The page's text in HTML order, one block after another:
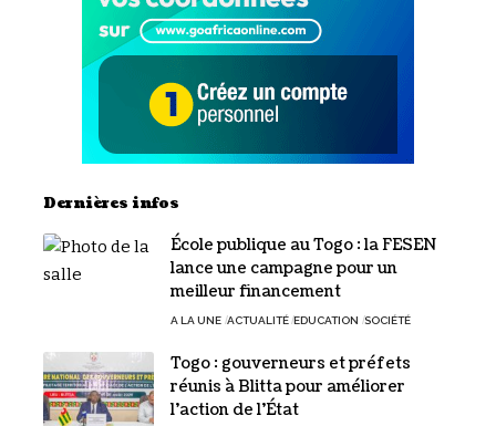
Dernières infos
École publique au Togo : la FESEN
lance une campagne pour un
meilleur financement
A LA UNE ACTUALITÉ EDUCATION SOCIÉTÉ
Togo : gouverneurs et préfets
réunis à Blitta pour améliorer
l’action de l’État